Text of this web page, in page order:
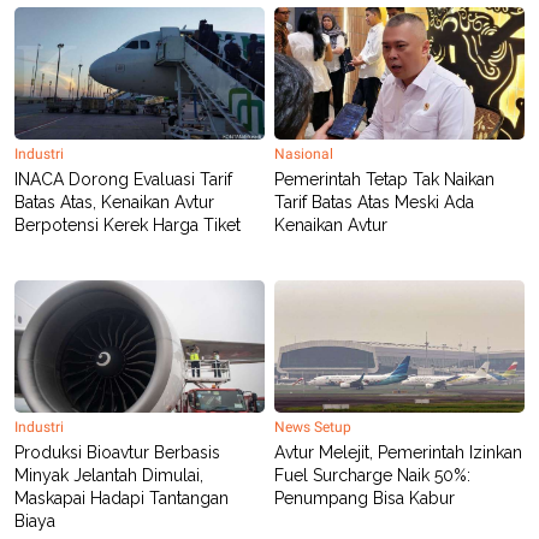
Industri
INACA Dorong Evaluasi Tarif
Batas Atas, Kenaikan Avtur
Berpotensi Kerek Harga Tiket
Nasional
Pemerintah Tetap Tak Naikan
Tarif Batas Atas Meski Ada
Kenaikan Avtur
Industri
Produksi Bioavtur Berbasis
Minyak Jelantah Dimulai,
Maskapai Hadapi Tantangan
Biaya
News Setup
Avtur Melejit, Pemerintah Izinkan
Fuel Surcharge Naik 50%:
Penumpang Bisa Kabur